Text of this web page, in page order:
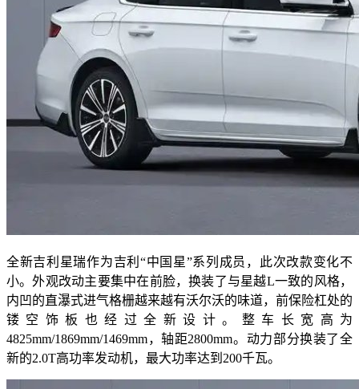
全新吉利星瑞作为吉利“中国星”系列成员，此次改款变化不
小。外观改动主要集中在前脸，换装了与星越L一致的风格，
内凹的直瀑式进气格栅越来越有沃尔沃的味道，前保险杠处的
镂空饰板也经过全新设计。整车长宽高为
4825mm/1869mm/1469mm，轴距2800mm。动力部分换装了全
新的2.0T高功率发动机，最大功率达到200千瓦。